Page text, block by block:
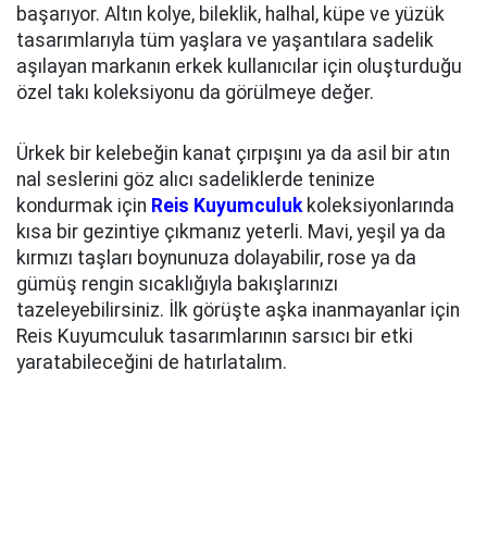
başarıyor. Altın kolye, bileklik, halhal, küpe ve yüzük
tasarımlarıyla tüm yaşlara ve yaşantılara sadelik
aşılayan markanın erkek kullanıcılar için oluşturduğu
özel takı koleksiyonu da görülmeye değer.
Ürkek bir kelebeğin kanat çırpışını ya da asil bir atın
nal seslerini göz alıcı sadeliklerde teninize
kondurmak için Reis Kuyumculukkoleksiyonlarında
kısa bir gezintiye çıkmanız yeterli. Mavi, yeşil ya da
kırmızı taşları boynunuza dolayabilir, rose ya da
gümüş rengin sıcaklığıyla bakışlarınızı
tazeleyebilirsiniz. İlk görüşte aşka inanmayanlar için
Reis Kuyumculuk tasarımlarının sarsıcı bir etki
yaratabileceğini de hatırlatalım.